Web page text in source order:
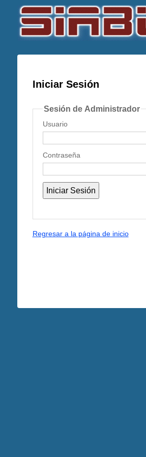
Iniciar Sesión
Sesión de Administrador
Usuario
Contraseña
Regresar a la página de inicio